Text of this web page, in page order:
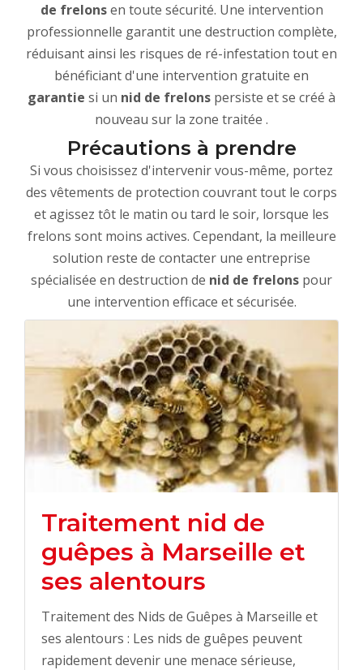
de frelonsen toute sécurité. Une intervention
professionnelle garantit une destruction complète,
réduisant ainsi les risques de ré-infestation tout en
bénéficiant d'une intervention gratuite en
garantie si un nid de frelons persiste et se créé à
nouveau sur la zone traitée .
Précautions à prendre
Si vous choisissez d'intervenir vous-même, portez
des vêtements de protection couvrant tout le corps
et agissez tôt le matin ou tard le soir, lorsque les
frelons sont moins actives. Cependant, la meilleure
solution reste de contacter une entreprise
spécialisée en destruction de nid de frelons pour
une intervention efficace et sécurisée.
Traitement nid de
guêpes à Marseille et
ses alentours
Traitement des Nids de Guêpes à Marseille et
ses alentours : Les nids de guêpes peuvent
rapidement devenir une menace sérieuse,